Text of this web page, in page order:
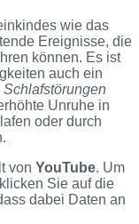
wie das
Ereignisse, die
können. Es ist
auch ein
Schlafstörungen
Unruhe in
oder durch
von YouTube. Um
Sie auf die
dabei Daten an